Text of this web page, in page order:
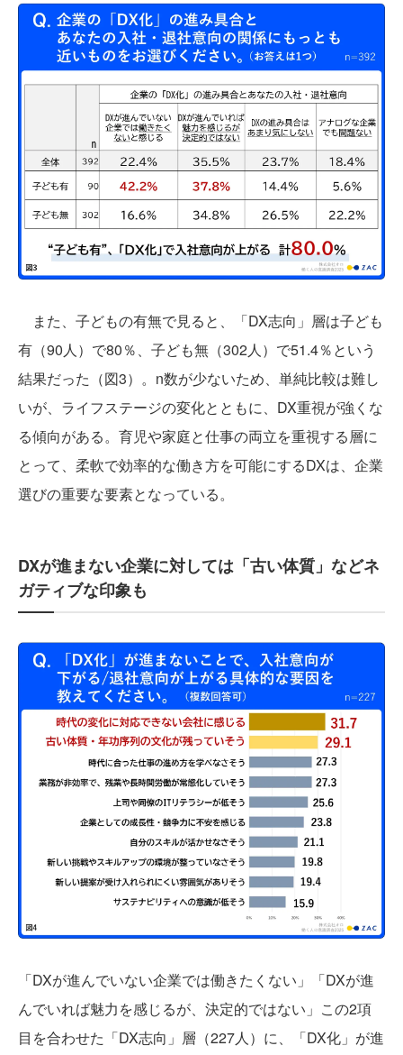
また、子どもの有無で見ると、「DX志向」層は子ども
有（90人）で80％、子ども無（302人）で51.4％という
結果だった（図3）。n数が少ないため、単純比較は難し
いが、ライフステージの変化とともに、DX重視が強くな
る傾向がある。育児や家庭と仕事の両立を重視する層に
とって、柔軟で効率的な働き方を可能にするDXは、企業
選びの重要な要素となっている。
DXが進まない企業に対しては「古い体質」などネ
ガティブな印象も
「DXが進んでいない企業では働きたくない」「DXが進
んでいれば魅力を感じるが、決定的ではない」この2項
目を合わせた「DX志向」層（227人）に、「DX化」が進